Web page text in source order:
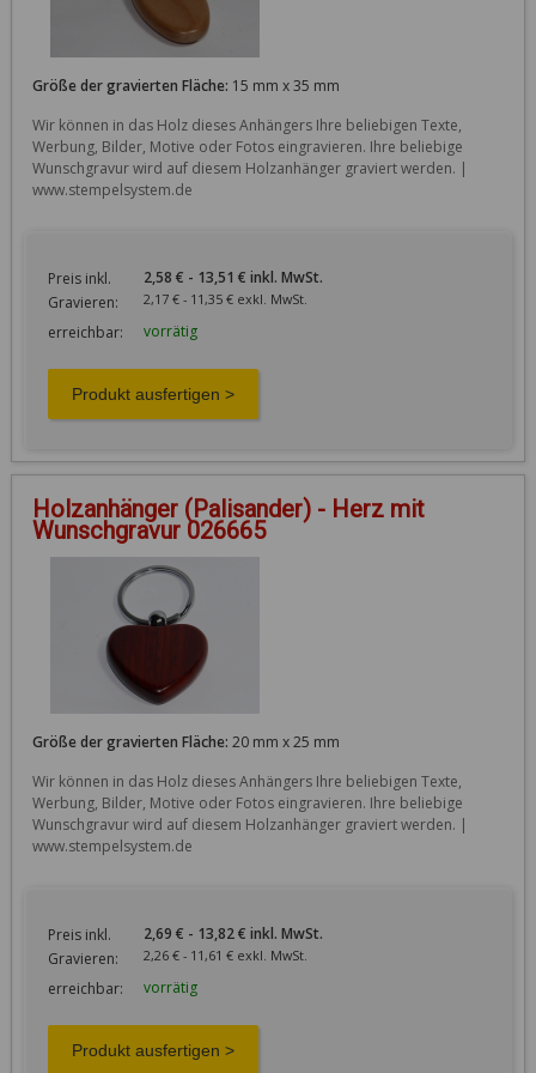
Größe der gravierten Fläche: 15 mm x 35 mm
Wir können in das Holz dieses Anhängers Ihre beliebigen Texte,
Werbung, Bilder, Motive oder Fotos eingravieren. Ihre beliebige
Wunschgravur wird auf diesem Holzanhänger graviert werden. |
www.stempelsystem.de
Preis inkl.
Gravieren:
2,58 € - 13,51 € inkl. MwSt.
2,17 € - 11,35 € exkl. MwSt.
erreichbar: vorrätig
Holzanhänger (Palisander) - Herz mit
Wunschgravur 026665
Größe der gravierten Fläche: 20 mm x 25 mm
Wir können in das Holz dieses Anhängers Ihre beliebigen Texte,
Werbung, Bilder, Motive oder Fotos eingravieren. Ihre beliebige
Wunschgravur wird auf diesem Holzanhänger graviert werden. |
www.stempelsystem.de
Preis inkl.
Gravieren:
2,69 € - 13,82 € inkl. MwSt.
2,26 € - 11,61 € exkl. MwSt.
erreichbar: vorrätig